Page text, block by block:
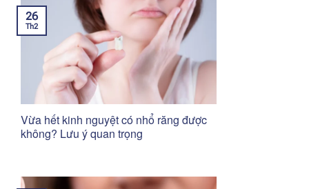
Vừa hết kinh nguyệt có nhổ răng được
không? Lưu ý quan trọng
26
Th2